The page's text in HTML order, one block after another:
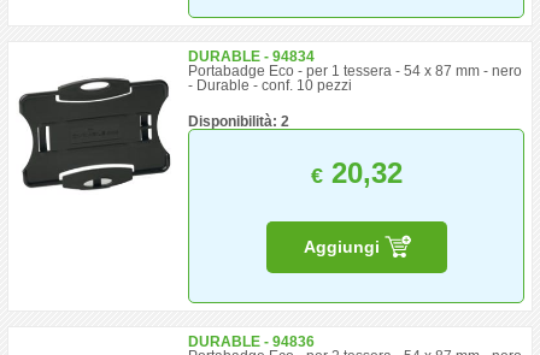
DURABLE - 94834
Portabadge Eco - per 1 tessera - 54 x 87 mm - nero
- Durable - conf. 10 pezzi
Disponibilità: 2
€20,32
Aggiungi
DURABLE - 94836